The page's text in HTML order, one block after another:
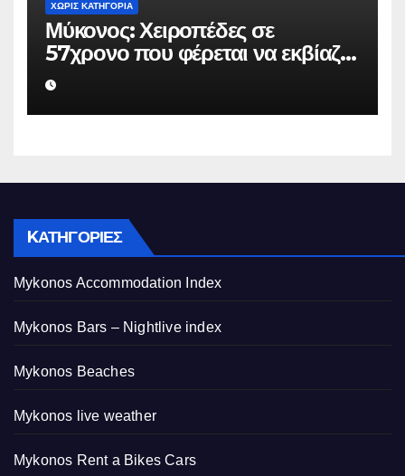
ΧΩΡΊΣ ΚΑΤΗΓΟΡΊΑ
Μύκονος: Χειροπέδες σε
57χρονο που φέρεται να εκβίαζε
επιχείρηση για να «θάψει»
ψευδείς καταγγελίες – Η παγίδα
που του έστησε η ΕΛ.ΑΣ.
KΑΤΗΓΟΡΊΕΣ
Mykonos Accommodation Index
Mykonos Bars – Nightlive index
Mykonos Beaches
Mykonos live weather
Mykonos Rent a Bikes Cars